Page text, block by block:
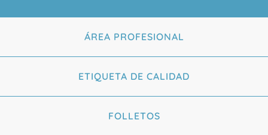
ÁREA PROFESIONAL
ETIQUETA DE CALIDAD
FOLLETOS